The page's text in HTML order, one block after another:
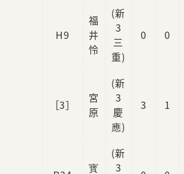
H9
福
井
怜
(新
3
三
重)
0 0
［3］
宮
原
(新
3
慶
應)
3 1
寳
(新
3